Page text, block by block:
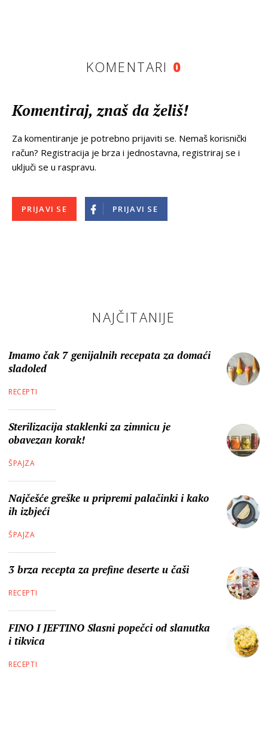
KOMENTARI 0
Komentiraj, znaš da želiš!
Za komentiranje je potrebno prijaviti se. Nemaš korisnički
račun? Registracija je brza i jednostavna, registriraj se i
uključi se u raspravu.
PRIJAVI SE PRIJAVI SE
NAJČITANIJE
Imamo čak 7 genijalnih recepata za domaći
sladoled
RECEPTI
Sterilizacija staklenki za zimnicu je
obavezan korak!
ŠPAJZA
Najčešće greške u pripremi palačinki i kako
ih izbjeći
ŠPAJZA
3 brza recepta za prefine deserte u čaši
RECEPTI
FINO I JEFTINO Slasni popečci od slanutka
i tikvica
RECEPTI